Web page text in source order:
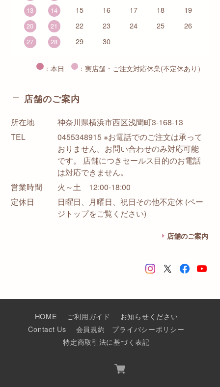
13 14 15 16 17 18 19
20 21 22 23 24 25 26
27 28 29 30
：本日 ：実店舗・ご注文対応休業(不定休あり）
店舗のご案内
所在地
神奈川県横浜市西区浅間町3-168-13
TEL
0455348915 ※お電話でのご注文は承って
おりません。お問い合わせのみ対応可能
です。 店舗につきセールス目的のお電話
は対応できません。
営業時間
火～土 12:00-18:00
定休日
日曜日、月曜日、祝日その他不定休 (ペー
ジトップをご覧ください)
店舗のご案内
HOME ご利用ガイド
お知らせください
Contact Us
会員規約
プライバシーポリシー
特定商取引法に基づく表記